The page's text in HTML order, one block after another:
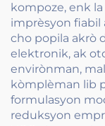
kompoze, enk
imprèsyon fiabil
cho popila akrò
elektronik, ak
envirònman,
kòmplèman lib
formulasyon
reduksyon